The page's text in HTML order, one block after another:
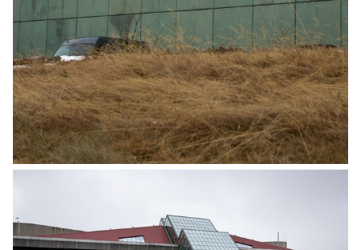
MINNING
Ófeigur Sigurpáll Hólmar Jóhannesson er
látinn